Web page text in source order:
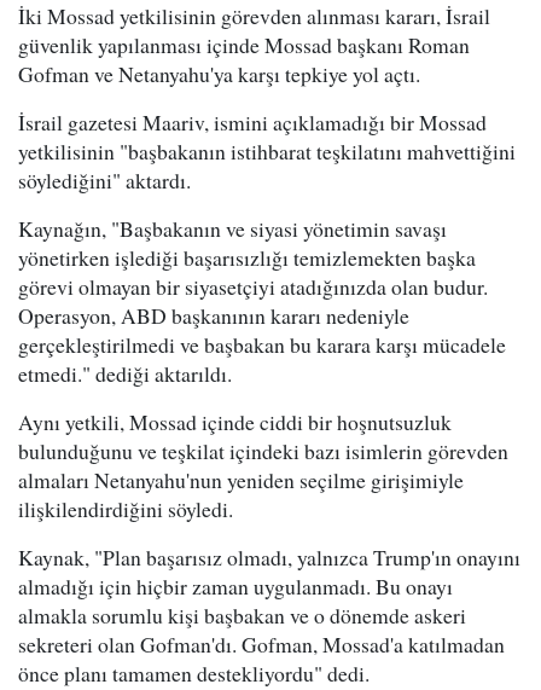
İki Mossad yetkilisinin görevden alınması kararı, İsrail
güvenlik yapılanması içinde Mossad başkanı Roman
Gofman ve Netanyahu'ya karşı tepkiye yol açtı.
İsrail gazetesi Maariv, ismini açıklamadığı bir Mossad
yetkilisinin "başbakanın istihbarat teşkilatını mahvettiğini
söylediğini" aktardı.
Kaynağın, "Başbakanın ve siyasi yönetimin savaşı
yönetirken işlediği başarısızlığı temizlemekten başka
görevi olmayan bir siyasetçiyi atadığınızda olan budur.
Operasyon, ABD başkanının kararı nedeniyle
gerçekleştirilmedi ve başbakan bu karara karşı mücadele
etmedi." dediği aktarıldı.
Aynı yetkili, Mossad içinde ciddi bir hoşnutsuzluk
bulunduğunu ve teşkilat içindeki bazı isimlerin görevden
almaları Netanyahu'nun yeniden seçilme girişimiyle
ilişkilendirdiğini söyledi.
Kaynak, "Plan başarısız olmadı, yalnızca Trump'ın onayını
almadığı için hiçbir zaman uygulanmadı. Bu onayı
almakla sorumlu kişi başbakan ve o dönemde askeri
sekreteri olan Gofman'dı. Gofman, Mossad'a katılmadan
önce planı tamamen destekliyordu" dedi.